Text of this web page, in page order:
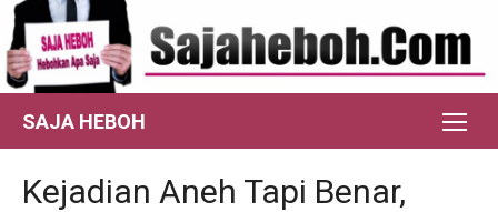
Skip
to
content
SAJA HEBOH
Kejadian Aneh Tapi Benar,